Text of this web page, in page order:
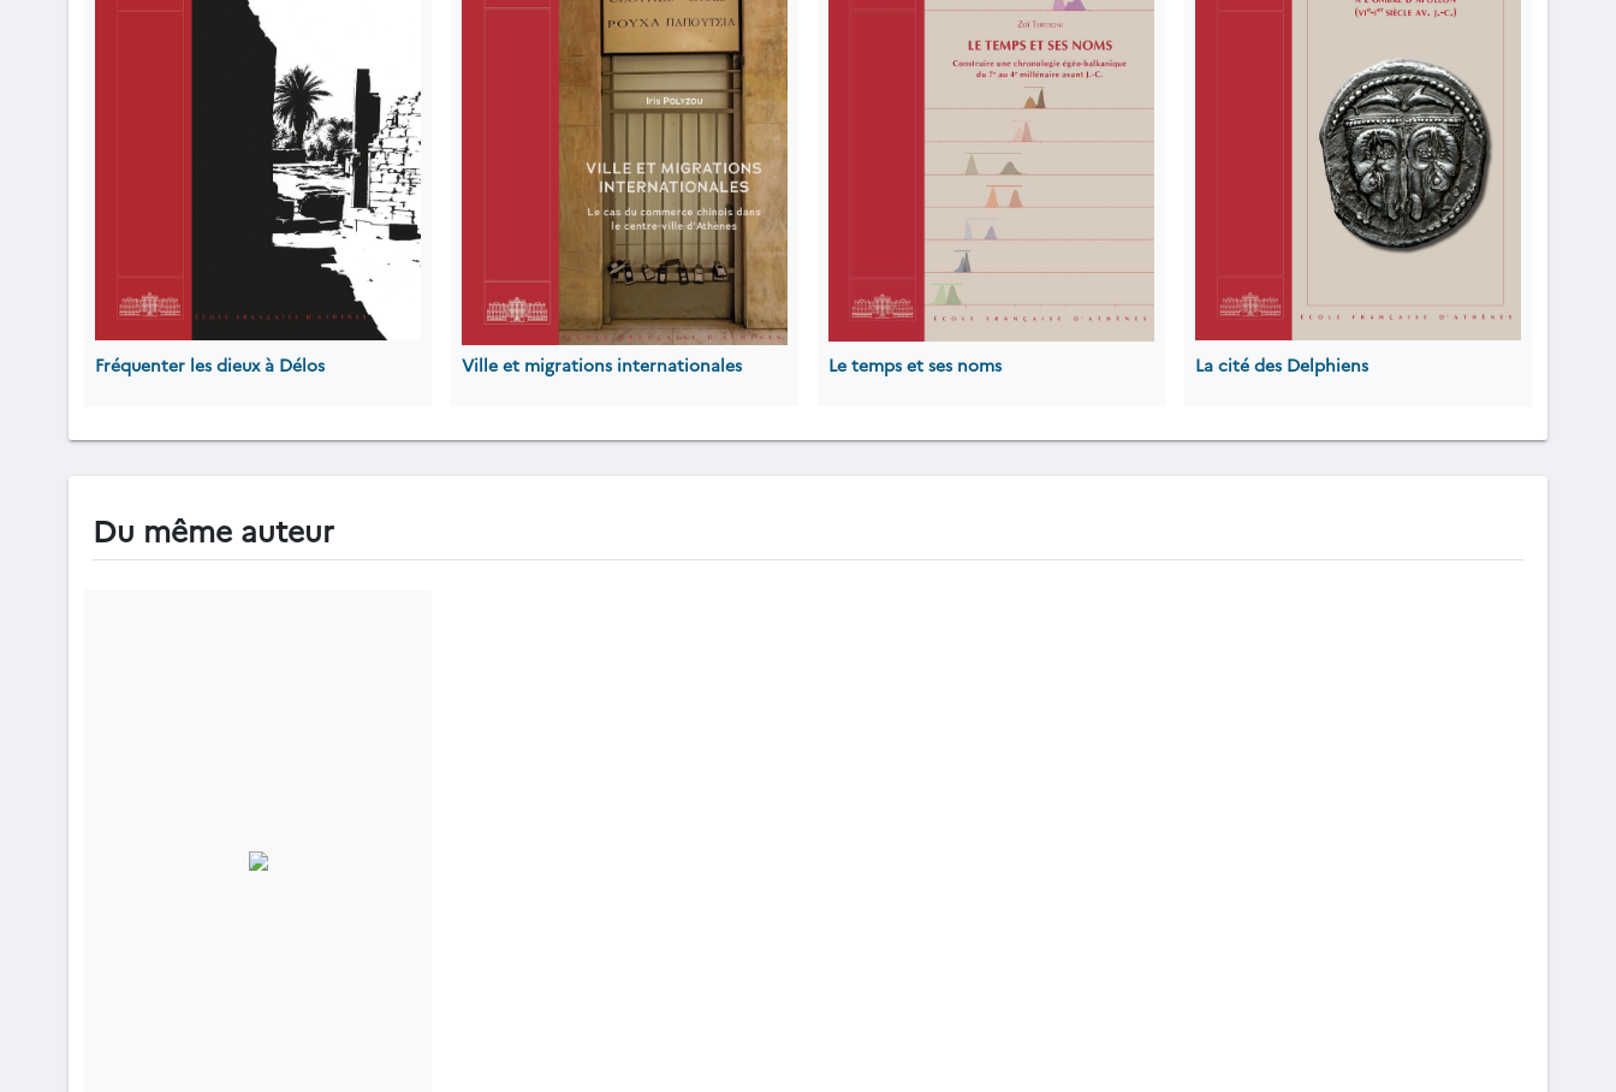
Fréquenter les dieux à Délos Ville et migrations internationales Le temps et ses noms La cité des Delphiens
Du même auteur